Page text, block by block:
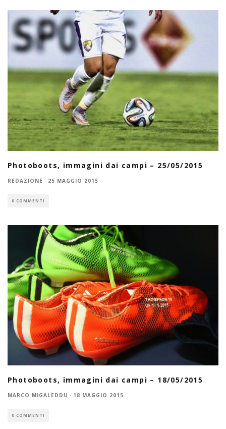
Photoboots, immagini dai campi – 25/05/2015
REDAZIONE · 25 MAGGIO 2015
0 COMMENTI
Photoboots, immagini dai campi – 18/05/2015
MARCO MIGALEDDU · 18 MAGGIO 2015
0 COMMENTI